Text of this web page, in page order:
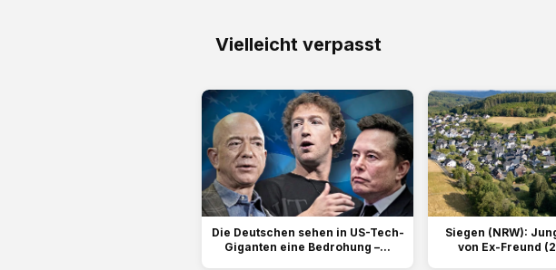
Vielleicht verpasst
Die Deutschen sehen in US-Tech-
Giganten eine Bedrohung –...
Siegen (NRW):
von Ex-Freund